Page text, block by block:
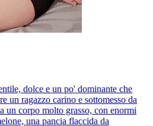
dolce e un po' dominante che
un ragazzo carino e sottomesso da
un corpo molto grasso, con enormi
una pancia flaccida da